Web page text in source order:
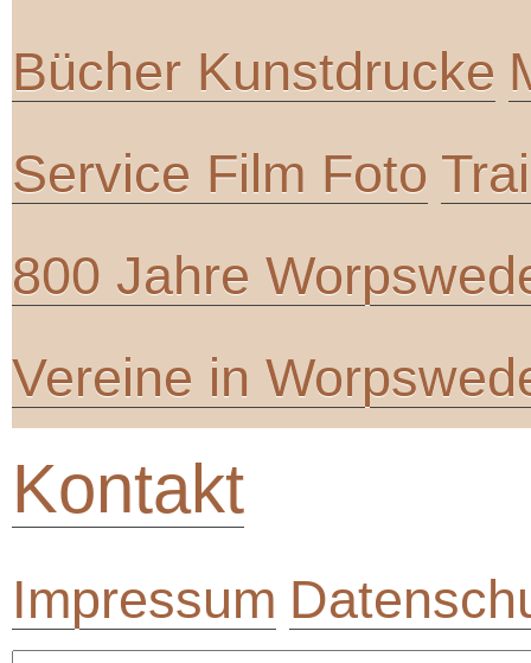
Bücher Kunstdrucke
Service Film Foto
800 Jahre
Vereine in
Kontakt
Impressum